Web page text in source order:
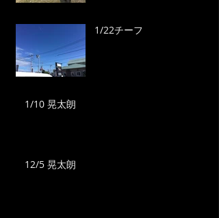
1/22チーフ
1/10 晃太朗
12/5 晃太朗